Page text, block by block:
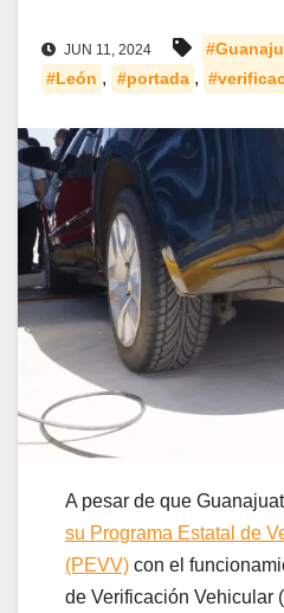
JUN 11, 2024
#León , #portada ,
A pesar de que
su Programa Estatal de
(PEVV) con el
de Verificación Vehicular